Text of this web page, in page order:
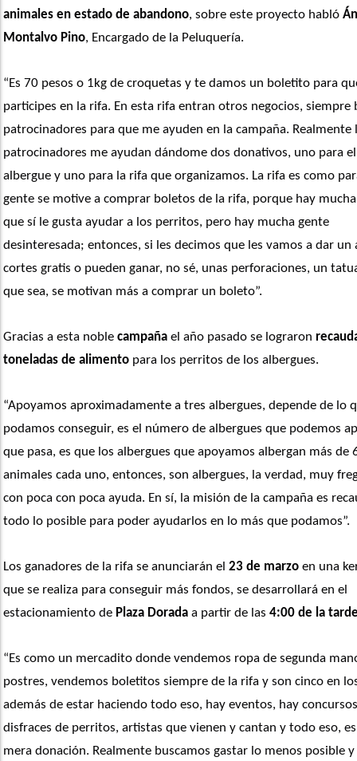
animales en estado de abandono, sobre este proyecto habló
Montalvo Pino, Encargado de la Peluquería.
“Es 70 pesos o 1kg de croquetas y te damos un boletito para
participes en la rifa. En esta rifa entran otros negocios, siempre
patrocinadores para que me ayuden en la campaña. Realmente
patrocinadores me ayudan dándome dos donativos, uno para el
albergue y uno para la rifa que organizamos. La rifa es como
gente se motive a comprar boletos de la rifa, porque hay
que sí le gusta ayudar a los perritos, pero hay mucha gente
desinteresada; entonces, si les decimos que les vamos a dar un
cortes gratis o pueden ganar, no sé, unas perforaciones, un
que sea, se motivan más a comprar un boleto”.
Gracias a esta noble campaña el año pasado se lograron
toneladas de alimento para los perritos de los albergues.
“Apoyamos aproximadamente a tres albergues, depende de lo
podamos conseguir, es el número de albergues que podemos
que pasa, es que los albergues que apoyamos albergan más de
animales cada uno, entonces, son albergues, la verdad, muy
con poca con poca ayuda. En sí, la misión de la campaña es
todo lo posible para poder ayudarlos en lo más que podamos”.
Los ganadores de la rifa se anunciarán el 23 de marzo en una
que se realiza para conseguir más fondos, se desarrollará en el
estacionamiento de Plaza Dorada a partir de las 4:00 de la
“Es como un mercadito donde vendemos ropa de segunda
postres, vendemos boletitos siempre de la rifa y son cinco en
además de estar haciendo todo eso, hay eventos, hay
disfraces de perritos, artistas que vienen y cantan y todo eso,
mera donación. Realmente buscamos gastar lo menos posible y